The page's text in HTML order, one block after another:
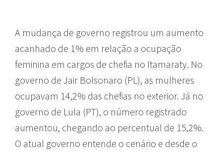
A mudança de governo registrou um aumento
acanhado de 1% em relação a ocupação
feminina em cargos de chefia no Itamaraty. No
governo de Jair Bolsonaro (PL), as mulheres
ocupavam 14,2% das chefias no exterior. Já no
governo de Lula (PT), o número registrado
aumentou, chegando ao percentual de 15,2%.
O atual governo entende o cenário e desde o